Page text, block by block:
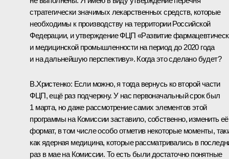
стратегически значимых лекарственных средств, которые
необходимы к производству на территории Российской
Федерации, и утверждение ФЦП «Развитие
и медицинской промышленности на период до 2020 года
и на дальнейшую перспективу». Когда это сделано будет?
В.Христенко: Если можно, я тогда вернусь ко второй части
ФЦП, ещё раз подчеркну. У нас первоначальный срок был
1 марта, но даже рассмотрение самих элементов этой
программы на Комиссии заставило, собственно, изменить её
формат, в том числе особо отметив некоторые моменты,
как ядерная медицина, которые рассматривались в
раз в мае на Комиссии. То есть были достаточно понятные